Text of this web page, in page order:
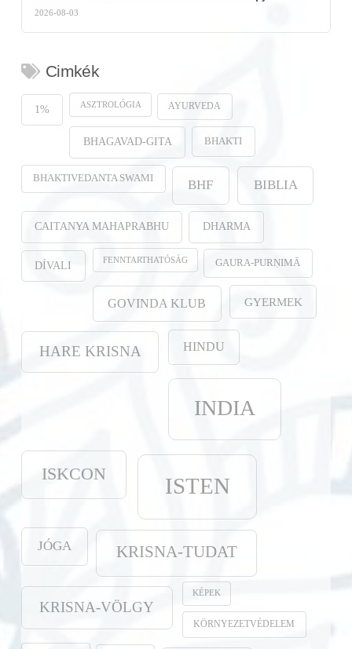
2026-08-03
Cimkék
1% ASZTROLÓGIA AYURVEDA
BHAGAVAD-GITA BHAKTI
BHAKTIVEDANTA SWAMI BHF BIBLIA
CAITANYA MAHAPRABHU DHARMA
DÍVALI FENNTARTHATÓSÁG GAURA-PURṆIMĀ
GOVINDA KLUB GYERMEK
HARE KRISNA HINDU
INDIA
ISKCON ISTEN
JÓGA KRISNA-TUDAT
KRISNA-VÖLGY
KÉPEK
KÖRNYEZETVÉDELEM